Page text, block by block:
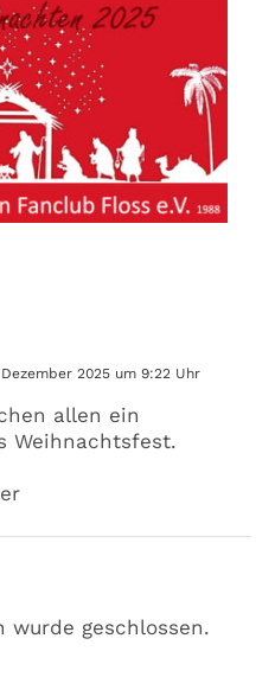
2025 um 9:22 Uhr
allen ein
Weihnachtsfest.
wurde geschlossen.